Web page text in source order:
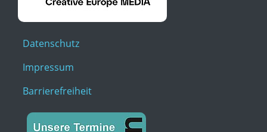
Datenschutz
Impressum
Barrierefreiheit